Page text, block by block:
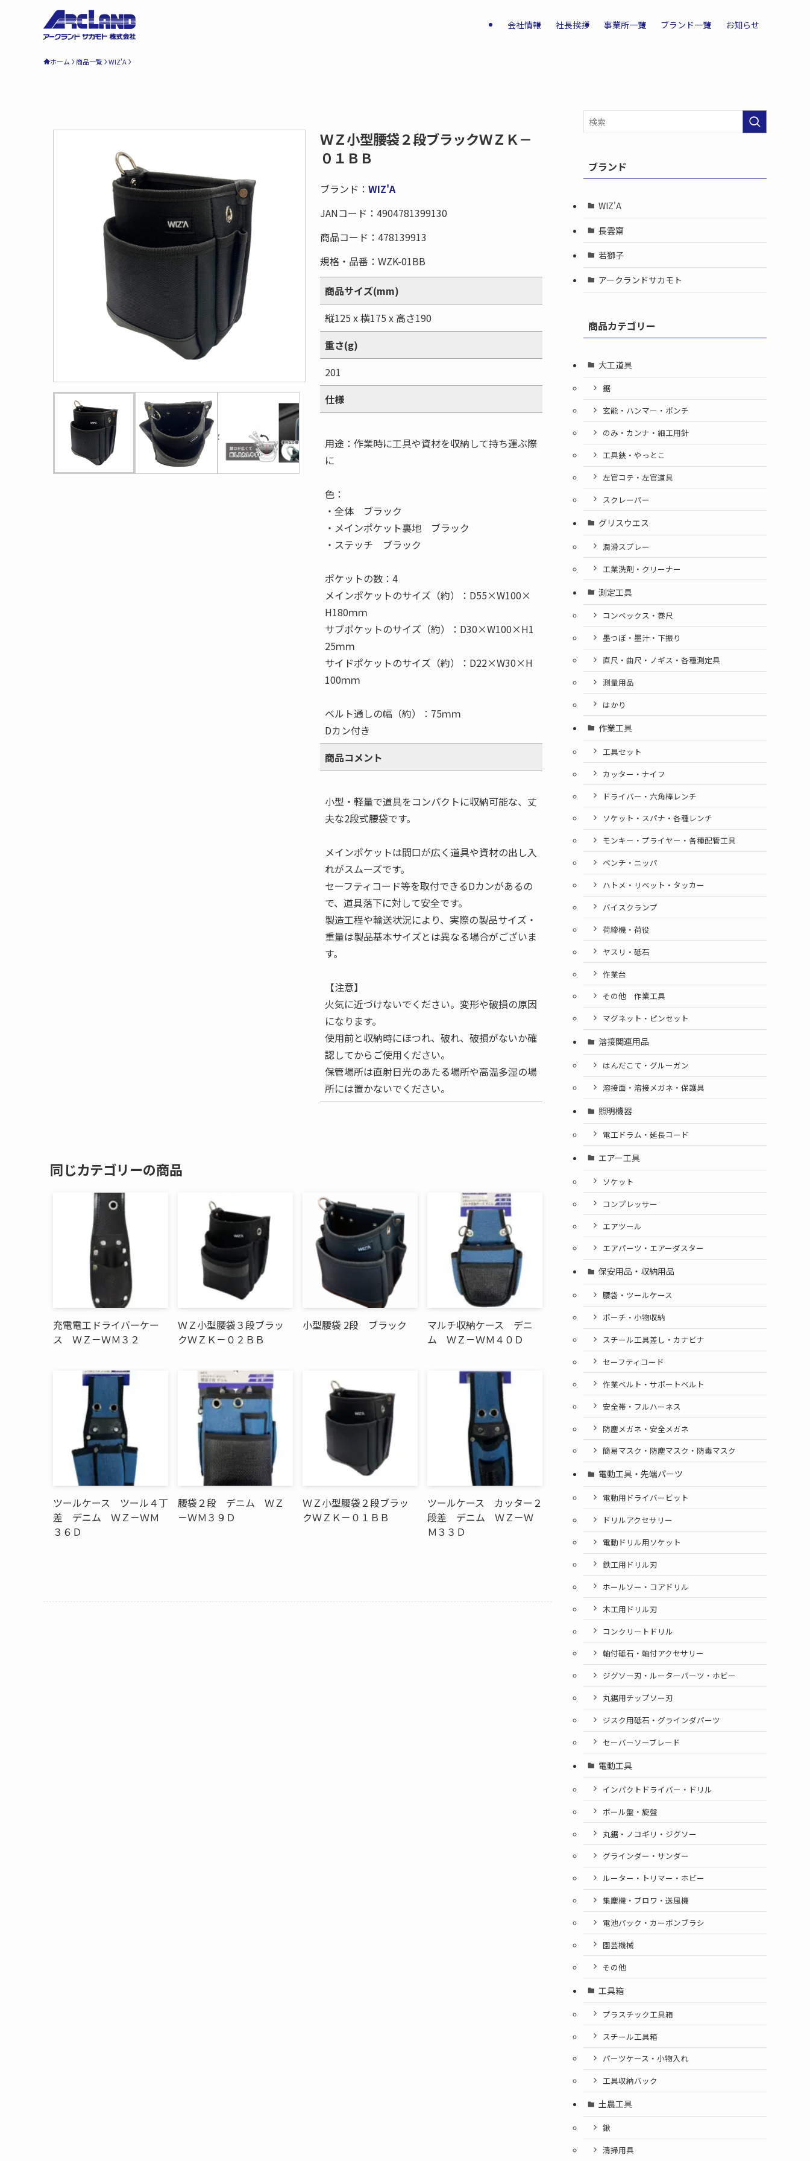
会社情報 社長挨拶 事業所一覧 ブランド一覧 お知らせ
ホーム 商品一覧 WIZ'A
ＷＺ小型腰袋２段ブラックＷＺＫ－
０１ＢＢ
ブランド：WIZ'A
JANコード：4904781399130
商品コード：478139913
規格・品番：WZK-01BB
商品サイズ(mm)
縦125 x 横175 x 高さ190
重さ(g)
201
仕様
用途：作業時に工具や資材を収納して持ち運ぶ際
に
色：
・全体 ブラック
・メインポケット裏地 ブラック
・ステッチ ブラック
ポケットの数：4
メインポケットのサイズ（約）：D55×W100×
H180ｍｍ
サブポケットのサイズ（約）：D30×W100×H1
25ｍｍ
サイドポケットのサイズ（約）：D22×W30×H
100ｍｍ
ベルト通しの幅（約）：75ｍｍ
Dカン付き
商品コメント
小型・軽量で道具をコンパクトに収納可能な、丈
夫な2段式腰袋です。
メインポケットは間口が広く道具や資材の出し入
れがスムーズです。
セーフティコード等を取付できるDカンがあるの
で、道具落下に対して安全です。
製造工程や輸送状況により、実際の製品サイズ・
重量は製品基本サイズとは異なる場合がございま
す。
【注意】
火気に近づけないでください。変形や破損の原因
になります。
使用前と収納時にほつれ、破れ、破損がないか確
認してからご使用ください。
保管場所は直射日光のあたる場所や高温多湿の場
所には置かないでください。
同じカテゴリーの商品
充電電工ドライバーケー
ス ＷＺ－ＷＭ３２
ＷＺ小型腰袋３段ブラッ
クＷＺＫ－０２ＢＢ
小型腰袋 2段 ブラック
マルチ収納ケース デニ
ム ＷＺ－ＷＭ４０Ｄ
ツールケース ツール４丁
差 デニム ＷＺ－ＷＭ
３６Ｄ
腰袋２段 デニム ＷＺ
－ＷＭ３９Ｄ
ＷＺ小型腰袋２段ブラッ
クＷＺＫ－０１ＢＢ
ツールケース カッター２
段差 デニム ＷＺ－Ｗ
Ｍ３３Ｄ
ブランド
WIZ'A
長雲齋
若獅子
アークランドサカモト
商品カテゴリー
大工道具
鋸
玄能・ハンマー・ポンチ
のみ・カンナ・細工用針
工具鋏・やっとこ
左官コテ・左官道具
スクレーパー
グリスウエス
潤滑スプレー
工業洗剤・クリーナー
測定工具
コンベックス・巻尺
墨つぼ・墨汁・下振り
直尺・曲尺・ノギス・各種測定具
測量用品
はかり
作業工具
工具セット
カッター・ナイフ
ドライバー・六角棒レンチ
ソケット・スパナ・各種レンチ
モンキー・プライヤー・各種配管工具
ペンチ・ニッパ
ハトメ・リベット・タッカー
バイスクランプ
荷締機・荷役
ヤスリ・砥石
作業台
その他 作業工具
マグネット・ピンセット
溶接関連用品
はんだこて・グルーガン
溶接面・溶接メガネ・保護具
照明機器
電工ドラム・延長コード
エアー工具
ソケット
コンプレッサー
エアツール
エアパーツ・エアーダスター
保安用品・収納用品
腰袋・ツールケース
ポーチ・小物収納
スチール工具差し・カナビナ
セーフティコード
作業ベルト・サポートベルト
安全帯・フルハーネス
防塵メガネ・安全メガネ
簡易マスク・防塵マスク・防毒マスク
電動工具・先端パーツ
電動用ドライバービット
ドリルアクセサリー
電動ドリル用ソケット
鉄工用ドリル刃
ホールソー・コアドリル
木工用ドリル刃
コンクリートドリル
軸付砥石・軸付アクセサリー
ジグソー刃・ルーターパーツ・ホビー
丸鋸用チップソー刃
ジスク用砥石・グラインダパーツ
セーバーソーブレード
電動工具
インパクトドライバー・ドリル
ボール盤・旋盤
丸鋸・ノコギリ・ジグソー
グラインダー・サンダー
ルーター・トリマー・ホビー
集塵機・ブロワ・送風機
電池パック・カーボンブラシ
園芸機械
その他
工具箱
プラスチック工具箱
スチール工具箱
パーツケース・小物入れ
工具収納バック
土農工具
鍬
清掃用具